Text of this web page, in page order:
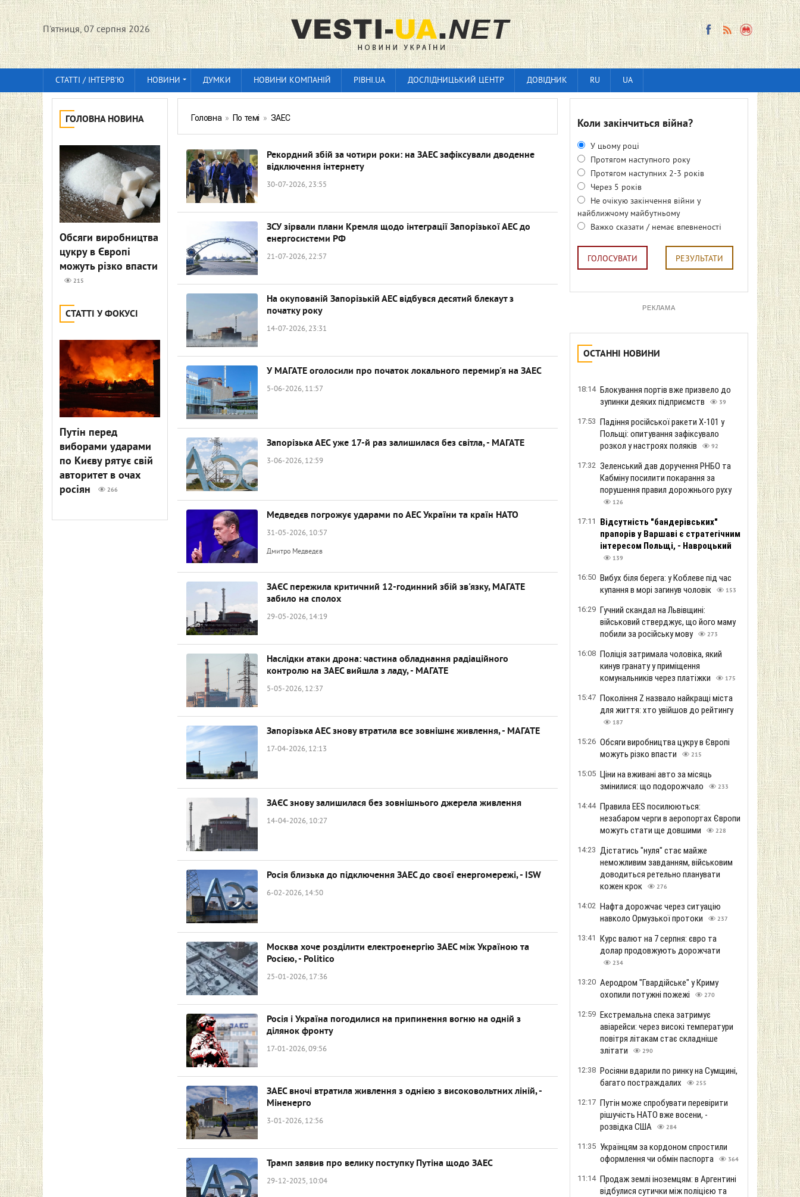
П'ятниця, 07 серпня 2026
СТАТТІ / ІНТЕРВ'Ю НОВИНИ ДУМКИ НОВИНИ КОМПАНІЙ РІВНІ.UA ДОСЛІДНИЦЬКИЙ ЦЕНТР ДОВІДНИК RU UA
ГОЛОВНА НОВИНА
Обсяги виробництва
цукру в Європі
можуть різко впасти
215
СТАТТІ У ФОКУСІ
Путін перед
виборами ударами
по Києву рятує свій
авторитет в очах
росіян
266
Головна » По темі » ЗАЕС
Рекордний збій за чотири роки: на ЗАЕС зафіксували дводенне
відключення інтернету
30-07-2026, 23:55
ЗСУ зірвали плани Кремля щодо інтеграції Запорізької АЕС до
енергосистеми РФ
21-07-2026, 22:57
На окупованій Запорізькій АЕС відбувся десятий блекаут з
початку року
14-07-2026, 23:31
У МАГАТЕ оголосили про початок локального перемир'я на ЗАЕС
5-06-2026, 11:57
Запорізька АЕС уже 17-й раз залишилася без світла, - МАГАТЕ
3-06-2026, 12:59
Медведєв погрожує ударами по АЕС України та країн НАТО
31-05-2026, 10:57
Дмитро Медведєв
ЗАЄС пережила критичний 12-годинний збій зв'язку, МАГАТЕ
забило на сполох
29-05-2026, 14:19
Наслідки атаки дрона: частина обладнання радіаційного
контролю на ЗАЕС вийшла з ладу, - МАГАТЕ
5-05-2026, 12:37
Запорізька АЕС знову втратила все зовнішнє живлення, - МАГАТЕ
17-04-2026, 12:13
ЗАЄС знову залишилася без зовнішнього джерела живлення
14-04-2026, 10:27
Росія близька до підключення ЗАЕС до своєї енергомережі, - ISW
6-02-2026, 14:50
Москва хоче розділити електроенергію ЗАЕС між Україною та
Росією, - Politico
25-01-2026, 17:36
Росія і Україна погодилися на припинення вогню на одній з
ділянок фронту
17-01-2026, 09:56
ЗАЕС вночі втратила живлення з однією з високовольтних ліній, -
Міненерго
3-01-2026, 12:56
Трамп заявив про велику поступку Путіна щодо ЗАЕС
29-12-2025, 10:04
Коли закінчиться війна?
У цьому році
Протягом наступного року
Протягом наступних 2-3 років
Через 5 років
Не очікую закінчення війни у
найближчому майбутньому
Важко сказати / немає впевненості
ГОЛОСУВАТИ РЕЗУЛЬТАТИ
РЕКЛАМА
ОСТАННІ НОВИНИ
18:14 Блокування портів вже призвело до
зупинки деяких підприємств
39
17:53 Падіння російської ракети Х-101 у
Польщі: опитування зафіксувало
розкол у настроях поляків
92
17:32 Зеленський дав доручення РНБО та
Кабміну посилити покарання за
порушення правил дорожнього руху
126
17:11
Відсутність "бандерівських"
прапорів у Варшаві є стратегічним
інтересом Польщі, - Навроцький
139
16:50 Вибух біля берега: у Коблеве під час
купання в морі загинув чоловік
153
16:29 Гучний скандал на Львівщині:
військовий стверджує, що його маму
побили за російську мову
273
16:08 Поліція затримала чоловіка, який
кинув гранату у приміщення
комунальників через платіжки
175
15:47 Покоління Z назвало найкращі міста
для життя: хто увійшов до рейтингу
187
15:26 Обсяги виробництва цукру в Європі
можуть різко впасти
215
15:05 Ціни на вживані авто за місяць
змінилися: що подорожчало
233
14:44 Правила EES посилюються:
незабаром черги в аеропортах Європи
можуть стати ще довшими
228
14:23 Дістатись "нуля" стає майже
неможливим завданням, військовим
доводиться ретельно планувати
кожен крок
276
14:02 Нафта дорожчає через ситуацію
навколо Ормузької протоки
237
13:41 Курс валют на 7 серпня: євро та
долар продовжують дорожчати
234
13:20 Аеродром "Гвардійське" у Криму
охопили потужні пожежі
270
12:59 Екстремальна спека затримує
авіарейси: через високі температури
повітря літакам стає складніше
злітати
290
12:38 Росіяни вдарили по ринку на Сумщині,
багато постраждалих
255
12:17 Путін може спробувати перевірити
рішучість НАТО вже восени, -
розвідка США
284
11:35 Українцям за кордоном спростили
оформлення чи обмін паспорта
364
11:14 Продаж землі іноземцям: в Аргентині
відбулися сутички між поліцією та